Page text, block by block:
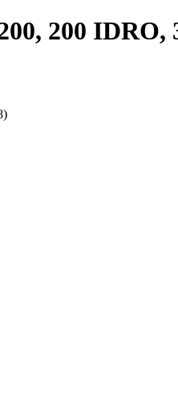
200 IDRO,